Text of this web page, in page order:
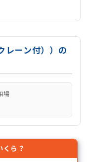
レーン付））の
場
くら？